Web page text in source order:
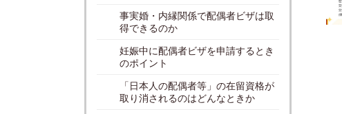
事実婚・内縁関係で配偶者ビザは取
得できるのか
妊娠中に配偶者ビザを申請するとき
のポイント
「日本人の配偶者等」の在留資格が
取り消されるのはどんなときか